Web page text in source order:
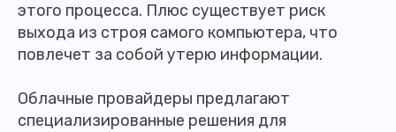
этого процесса. Плюс существует риск
выхода из строя самого компьютера, что
повлечет за собой утерю информации.
Облачные провайдеры предлагают
специализированные решения для